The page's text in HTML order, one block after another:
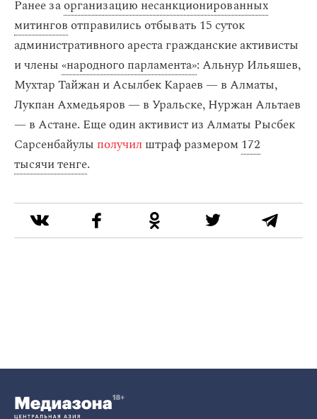
Ранее заорганизацию несанкционированных
митингов отправились отбывать 15 суток
административного ареста гражданские активисты
и члены«народного парламента»: Альнур Ильяшев,
Мухтар Тайжан и Асылбек Караев — в Алматы,
Лукпан Ахмедьяров — в Уральске, Нуржан Альтаев
— в Астане. Еще один активист из Алматы Рысбек
Сарсенбайулы получил штраф размером 172
тысячи тенге.